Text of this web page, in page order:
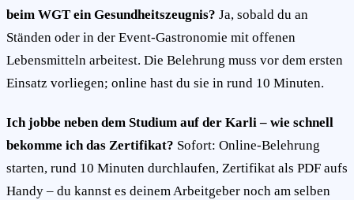
beim WGT ein Gesundheitszeugnis? Ja, sobald du an
Ständen oder in der Event-Gastronomie mit offenen
Lebensmitteln arbeitest. Die Belehrung muss vor dem ersten
Einsatz vorliegen; online hast du sie in rund 10 Minuten.
Ich jobbe neben dem Studium auf der Karli – wie schnell
bekomme ich das Zertifikat? Sofort: Online-Belehrung
starten, rund 10 Minuten durchlaufen, Zertifikat als PDF aufs
Handy – du kannst es deinem Arbeitgeber noch am selben